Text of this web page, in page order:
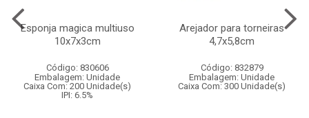
Esponja magica multiuso
10x7x3cm
Código: 830606
Embalagem: Unidade
Caixa Com: 200 Unidade(s)
IPI: 6.5%
Arejador para torneiras
4,7x5,8cm
Código: 832879
Embalagem: Unidade
Caixa Com: 300 Unidade(s)